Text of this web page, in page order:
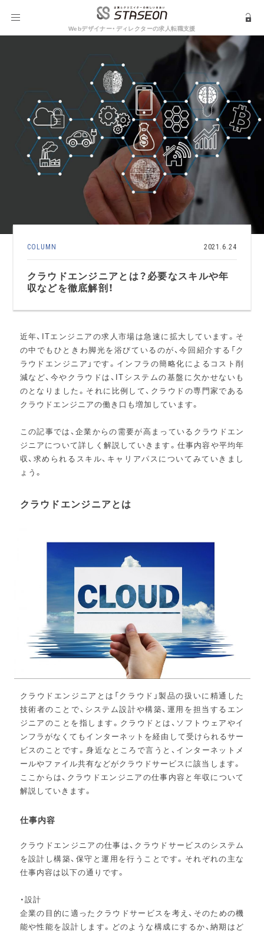
Webデザイナー・ディレクターの求人転職支援
COLUMN 2021.6.24
クラウドエンジニアとは？必要なスキルや年
収などを徹底解剖！
近年、ITエンジニアの求人市場は急速に拡大しています。そ
の中でもひときわ脚光を浴びているのが、今回紹介する「ク
ラウドエンジニア」です。インフラの簡略化によるコスト削
減など、今やクラウドは、ITシステムの基盤に欠かせないも
のとなりました。それに比例して、クラウドの専門家である
クラウドエンジニアの働き口も増加しています。
この記事では、企業からの需要が高まっているクラウドエン
ジニアについて詳しく解説していきます。仕事内容や平均年
収、求められるスキル、キャリアパスについてみていきまし
ょう。
クラウドエンジニアとは
クラウドエンジニアとは「クラウド」製品の扱いに精通した
技術者のことで、システム設計や構築、運用を担当するエン
ジニアのことを指します。クラウドとは、ソフトウェアやイ
ンフラがなくてもインターネットを経由して受けられるサー
ビスのことです。身近なところで言うと、インターネットメ
ールやファイル共有などがクラウドサービスに該当します。
ここからは、クラウドエンジニアの仕事内容と年収について
解説していきます。
仕事内容
クラウドエンジニアの仕事は、クラウドサービスのシステム
を設計し構築、保守と運用を行うことです。それぞれの主な
仕事内容は以下の通りです。
・設計
企業の目的に適ったクラウドサービスを考え、そのための機
能や性能を設計します。どのような構成にするか、納期はど